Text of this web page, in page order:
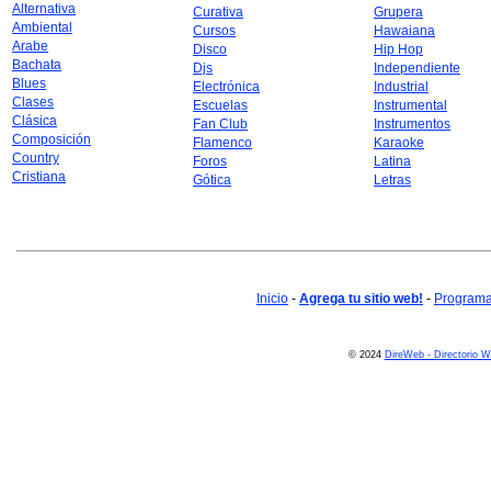
Alternativa
Ambiental
Arabe
Bachata
Blues
Clases
Clásica
Composición
Country
Cristiana
Curativa
Cursos
Disco
Djs
Electrónica
Escuelas
Fan Club
Flamenco
Foros
Gótica
Grupera
Hawaiana
Hip Hop
Independiente
Industrial
Instrumental
Instrumentos
Karaoke
Latina
Letras
Inicio - Agrega tu sitio web! -
© 2024 DireWeb - Directorio